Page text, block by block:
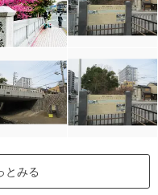
とみる